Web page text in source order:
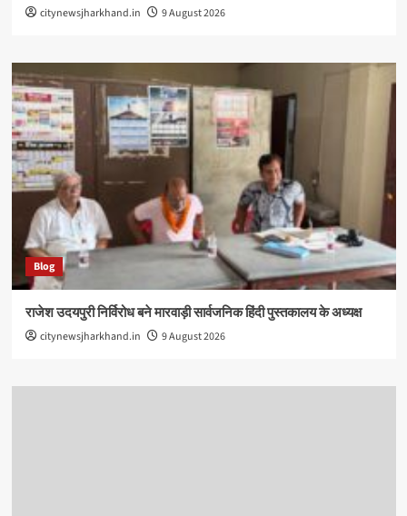
citynewsjharkhand.in 9 August 2026
Blog
राजेश उदयपुरी निर्विरोध बने मारवाड़ी सार्वजनिक हिंदी पुस्तकालय के अध्यक्ष
citynewsjharkhand.in 9 August 2026